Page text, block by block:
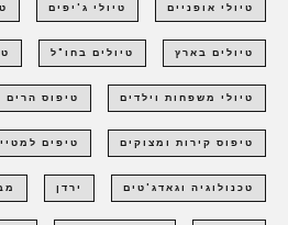
טיולי אופניים טיולי ג'יפים
טיולים בארץ טיולים בחו"ל
טיולי משפחות וילדים טיפוס הרים
טיפוס קירות ומצוקים טיפים
טכנולוגיה וגאדג'טים ירדן